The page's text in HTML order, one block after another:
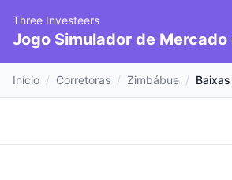
Three Investeers
Jogo Simulador de Mercado
Início / Corretoras / Zimbábue /